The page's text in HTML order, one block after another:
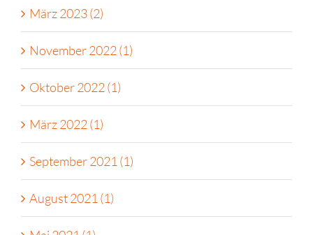
März 2023 (2)
November 2022 (1)
Oktober 2022 (1)
März 2022 (1)
September 2021 (1)
August 2021 (1)